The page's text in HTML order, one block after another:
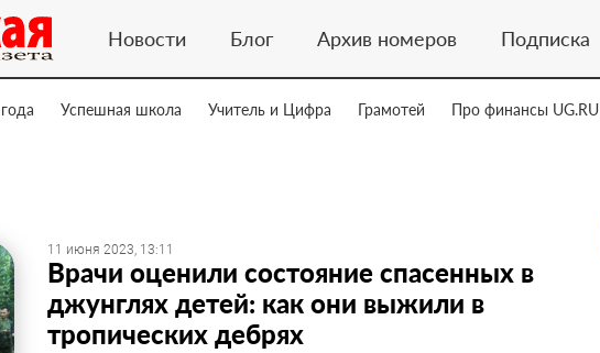
Новости Блог Архив номеров Подписка
Успешная школа Учитель и Цифра Грамотей Про финансы UG.RU
11 июня 2023, 13:11
Врачи оценили состояние спасенных в
джунглях детей: как они выжили в
тропических дебрях